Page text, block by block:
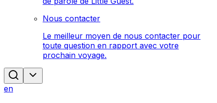
Nous contacter
Le meilleur moyen de nous contacter pour
toute question en rapport avec votre
prochain voyage.
en